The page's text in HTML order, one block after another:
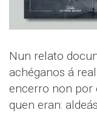
Nun relato
achéganos á
encerro non por
quen eran: